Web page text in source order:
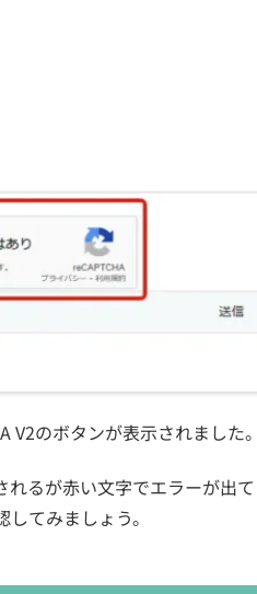
V2のボタンが表示されました
れるが赤い文字でエラーが出
てみましょう。